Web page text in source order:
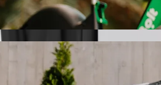
hulajnogami lub rowerami
Shopping Centre
chcesz dotrzeć do The Boardwalk